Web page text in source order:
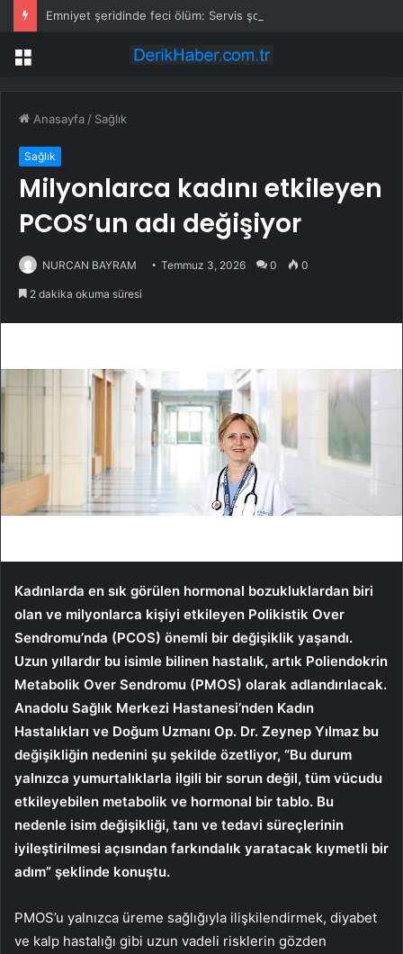
Menü
Anasayfa / Sağlık
Sağlık
Milyonlarca kadını etkileyen
PCOS’un adı değişiyor
NURCAN BAYRAM Temmuz 3, 2026 0 0
2 dakika okuma süresi
Kadınlarda en sık görülen hormonal bozukluklardan biri
olan ve milyonlarca kişiyi etkileyen Polikistik Over
Sendromu’nda (PCOS) önemli bir değişiklik yaşandı.
Uzun yıllardır bu isimle bilinen hastalık, artık Poliendokrin
Metabolik Over Sendromu (PMOS) olarak adlandırılacak.
Anadolu Sağlık Merkezi Hastanesi’nden Kadın
Hastalıkları ve Doğum Uzmanı Op. Dr. Zeynep Yılmaz bu
değişikliğin nedenini şu şekilde özetliyor, “Bu durum
yalnızca yumurtalıklarla ilgili bir sorun değil, tüm vücudu
etkileyebilen metabolik ve hormonal bir tablo. Bu
nedenle isim değişikliği, tanı ve tedavi süreçlerinin
iyileştirilmesi açısından farkındalık yaratacak kıymetli bir
adım” şeklinde konuştu.
PMOS’u yalnızca üreme sağlığıyla ilişkilendirmek, diyabet
ve kalp hastalığı gibi uzun vadeli risklerin gözden